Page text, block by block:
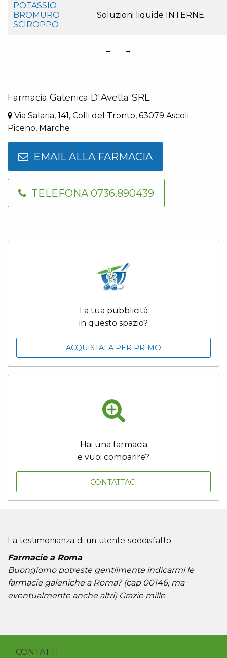
POTASSIO
BROMURO
SCIROPPO
Soluzioni liquide INTERNE
← →
Farmacia Galenica D'Avella SRL
Via Salaria, 141, Colli del Tronto, 63079 Ascoli
Piceno, Marche
EMAIL ALLA FARMACIA
TELEFONA 0736.890439
La tua pubblicità
in questo spazio?
ACQUISTALA PER PRIMO
Hai una farmacia
e vuoi comparire?
CONTATTACI
La testimonianza di un utente soddisfatto
Farmacie a Roma
Buongiorno potreste gentilmente indicarmi le
farmacie galeniche a Roma? (cap 00146, ma
eventualmente anche altri) Grazie mille
CONTATTI